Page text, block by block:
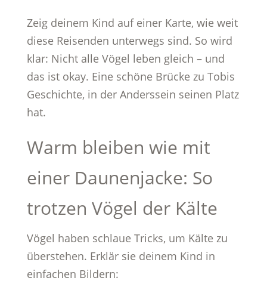
Zeig deinem Kind auf einer Karte, wie weit
diese Reisenden unterwegs sind. So wird
klar: Nicht alle Vögel leben gleich – und
das ist okay. Eine schöne Brücke zu Tobis
Geschichte, in der Anderssein seinen Platz
hat.
Warm bleiben wie mit
einer Daunenjacke: So
trotzen Vögel der Kälte
Vögel haben schlaue Tricks, um Kälte zu
überstehen. Erklär sie deinem Kind in
einfachen Bildern: